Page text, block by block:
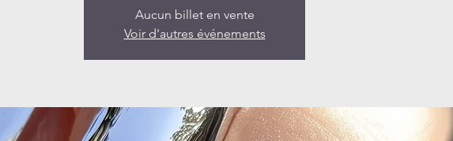
Aucun billet en vente
Voir d'autres événements